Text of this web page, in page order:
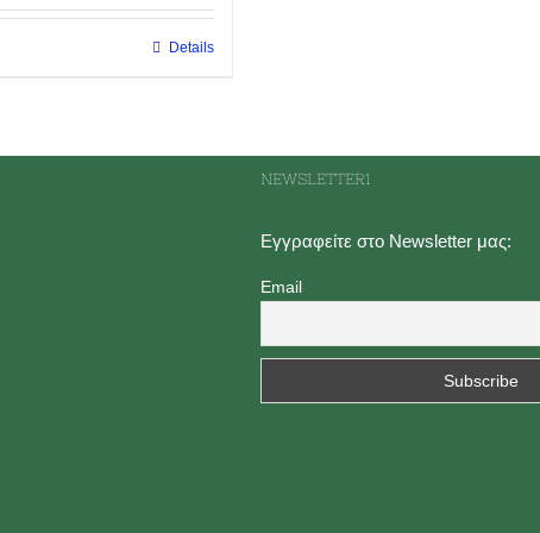
Details
NEWSLETTER1
Εγγραφείτε στο Newsletter μας:
Email